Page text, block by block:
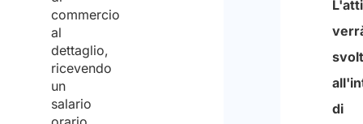
commercio
al
dettaglio,
ricevendo
un
salario
di